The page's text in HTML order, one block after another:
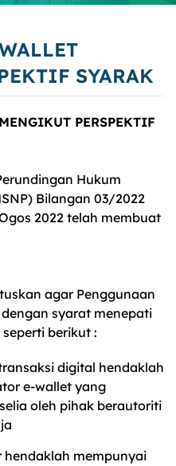
SYARAK
PERSPEKTIF
Hukum
Bilangan 03/2022
2022 telah membuat
agar Penggunaan
syarat menepati
berikut :
digital hendaklah
e-wallet yang
oleh pihak berautoriti
hendaklah mempunyai